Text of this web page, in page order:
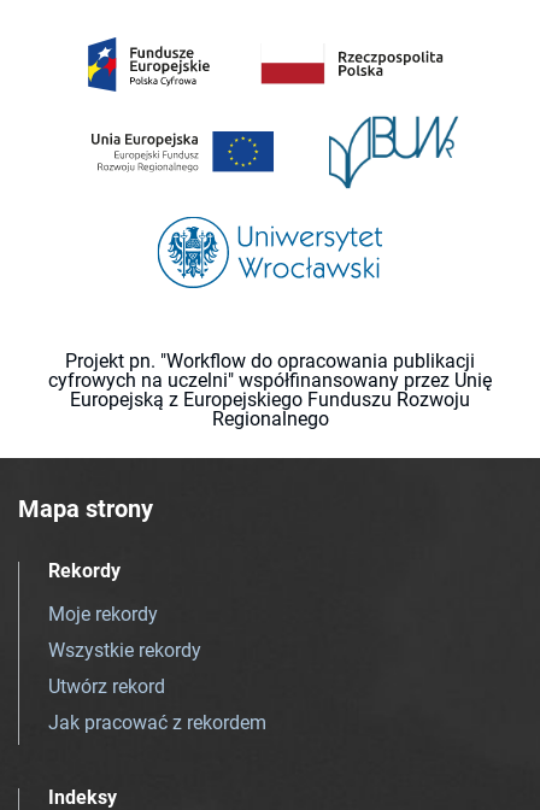
Projekt pn. "Workflow do opracowania publikacji
cyfrowych na uczelni" współfinansowany przez Unię
Europejską z Europejskiego Funduszu Rozwoju
Regionalnego
Mapa strony
Rekordy
Moje rekordy
Wszystkie rekordy
Utwórz rekord
Jak pracować z rekordem
Indeksy